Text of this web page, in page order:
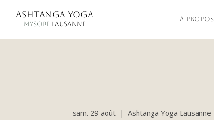
ASHTANGA YOGA
MYSORE LAUSANNE
À PROPOS
sam. 29 août
  |
Ashtanga Yoga Lausanne